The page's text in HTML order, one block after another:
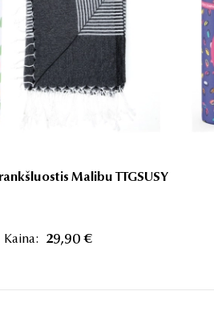
Malibu TTGSUSY
Kaina: 29,90 €